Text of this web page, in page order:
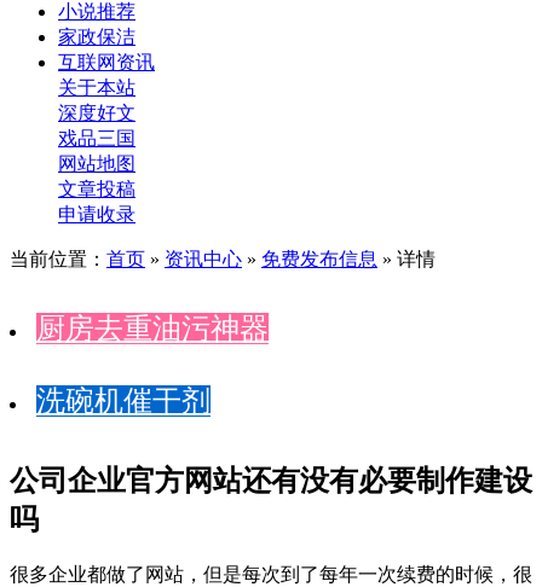
小说推荐
家政保洁
互联网资讯
关于本站
深度好文
戏品三国
网站地图
文章投稿
申请收录
当前位置： 首页 » 资讯中心 » 免费发布信息 » 详情
厨房去重油污神器
洗碗机催干剂
公司企业官方网站还有没有必要制作建设
吗
很多企业都做了网站，但是每次到了每年一次续费的时候，很